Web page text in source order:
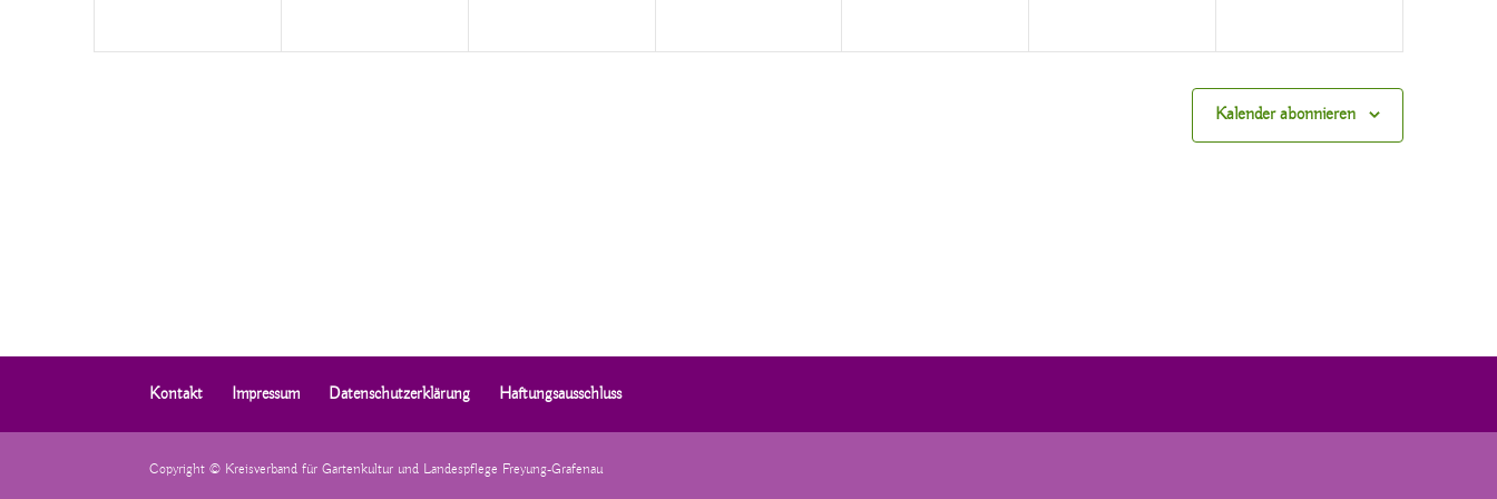
Kalender abonnieren
Kontakt Impressum Datenschutzerklärung Haftungsausschluss
Copyright © Kreisverband für Gartenkultur und Landespflege Freyung-Grafenau